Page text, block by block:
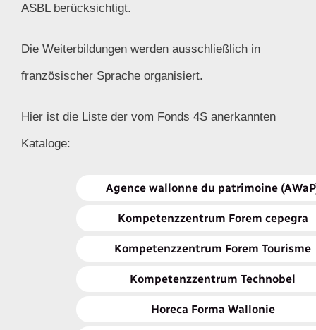
ASBL berücksichtigt.
Die Weiterbildungen werden ausschließlich in
französischer Sprache organisiert.
Hier ist die Liste der vom Fonds 4S anerkannten
Kataloge:
Agence wallonne du patrimoine
Kompetenzzentrum Forem cepegra
Kompetenzzentrum Forem Tourisme
Kompetenzzentrum Technobel
Horeca Forma Wallonie